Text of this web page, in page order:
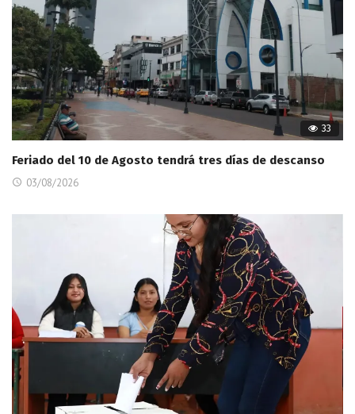
33
Feriado del 10 de Agosto tendrá tres días de descanso
03/08/2026